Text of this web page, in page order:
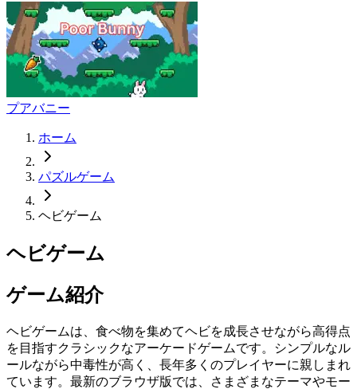
プアバニー
ホーム
パズルゲーム
ヘビゲーム
ヘビゲーム
ゲーム紹介
ヘビゲームは、食べ物を集めてヘビを成長させながら高得点
を目指すクラシックなアーケードゲームです。シンプルなル
ールながら中毒性が高く、長年多くのプレイヤーに親しまれ
ています。最新のブラウザ版では、さまざまなテーマやモー